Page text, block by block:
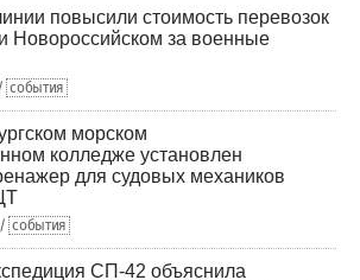
повысили стоимость перевозок
Новороссийском за военные
/ события
морском
колледже установлен
для судовых механиков
/ события
СП-42 объяснила